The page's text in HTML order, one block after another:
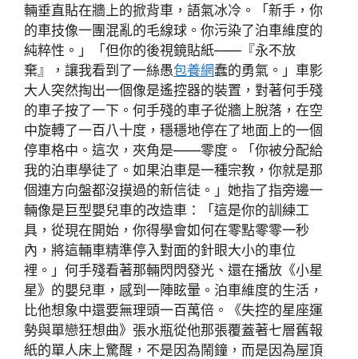
輛垂直貼在牆上的掀背車，語氣冰冷。「新手，你
的車技像一團混亂的毛線球。你污染了泊車維度的
純粹性。」「但你的後視鏡貼紙——『永不放
棄』，讓我看到了一絲愚包養網蠢的勇氣。」車影
大人突然掏出一個像是遙控器的裝置，對著何手殘
的車子按了一下。何手殘的車子從牆上脫落，在空
中旋轉了一百八十度，穩穩地停在了地面上的一個
停車格中。這次，夾角是——零度。「你被分配給
我的泊車學徒了。如果泊車是一種宗教，你就是那
個連方向盤都沒摸過的新信徒。」她指了指旁邊一
輛像是巨型嬰兒車的改造車：「這是你的訓練工
具，從現在開始，你得學會如何在零點零零一秒
內，將這輛車精準停入對面的針眼大小的車位
裡。」何手殘看著那輛閃閃發光、還在播放《小星
星》的嬰兒車，感到一陣眩暈。泊車維度的生活，
比他想象中還要無理頭一百萬倍。《失控的星座運
勢與單戀狂想曲》張水瓶從他那張覆蓋著七層舊報
紙的單人床上驚醒，不是因為鬧鐘，而是因為屋頂